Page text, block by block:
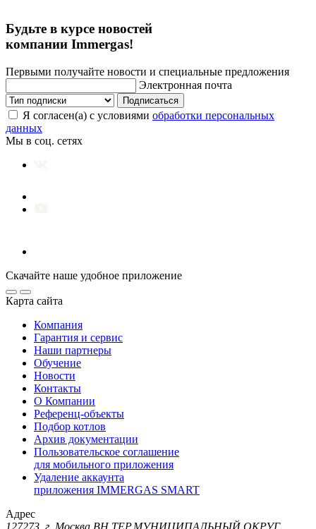
Будьте в курсе новостей
компании Immergas!
Первыми получайте новости и специальные предложения
Электронная почта
Подписаться
Я согласен(а) с условиями обработки персональных
данных
Мы в соц. сетях
Скачайте наше удобное приложение
Карта сайта
Компания
Гарантия и сервис
Наши партнеры
Обучение
Новости
Контакты
О Компании
Референц-объекты
Подбор котлов
Архив документации
Пользовательское соглашение
для мобильного приложения
Удаление аккаунта
приложения IMMERGAS SMART
Адрес
127273, г. Москва ВН.ТЕР.МУНИЦИПАЛЬНЫЙ ОКРУГ